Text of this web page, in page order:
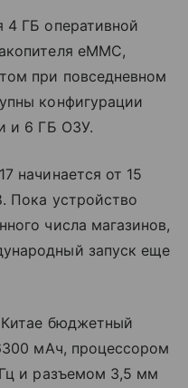
4 ГБ оперативной
eMMC,
при повседневном
конфигурации
и 6 ГБ ОЗУ.
начинается от 15
Пока устройство
числа магазинов,
запуск еще
бюджетный
мАч, процессором
и разъемом 3,5 мм